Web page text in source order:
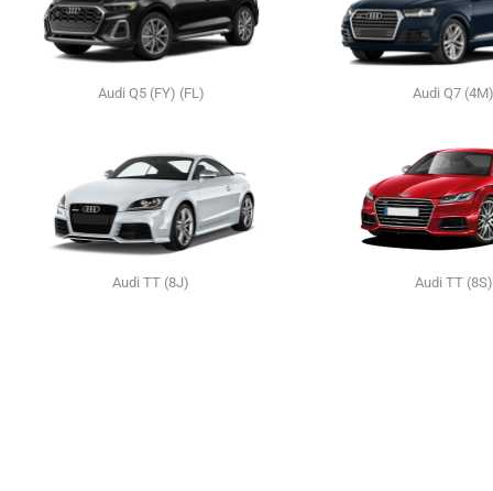
Audi Q5 (FY) (FL) Audi Q7
Audi TT (8J) Audi TT (8S)